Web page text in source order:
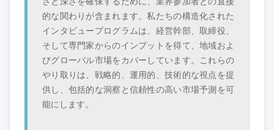
的な関わりが含まれます。私たちの構造化された
インタビュープログラムは、経営幹部、取締役、
そして専門家からのインプットを得て、地域およ
びグローバル市場をカバーしています。これらの
やり取りは、戦略的、運用的、技術的な視点を提
供し、包括的な洞察と信頼性の高い市場予測を可
能にします。